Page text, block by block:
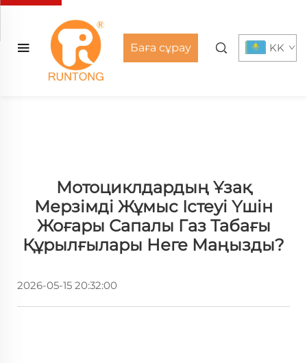
Баға сұрау KK
Мотоциклдардың Ұзақ
Мерзімді Жұмыс Істеуі Үшін
Жоғары Сапалы Газ Табағы
Құрылғылары Неге Маңызды?
2026-05-15 20:32:00